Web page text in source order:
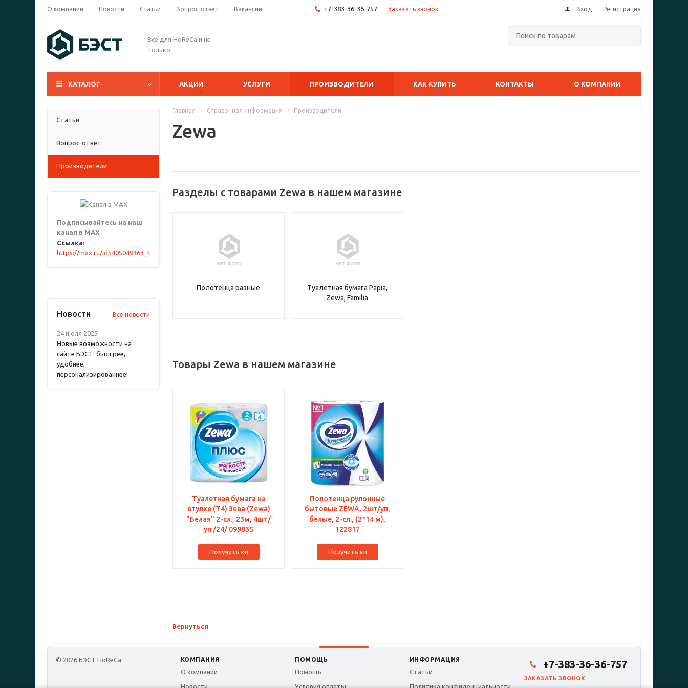
О компании Новости Статьи Вопрос-ответ Вакансии +7-383-36-36-757 Заказать звонок Вход Регистрация
Все для HoReCa и не
только
КАТАЛОГ АКЦИИ УСЛУГИ ПРОИЗВОДИТЕЛИ КАК КУПИТЬ КОНТАКТЫ О КОМПАНИИ
Статьи
Вопрос-ответ
Производители
Подписывайтесь на наш
канал в MAX
Ссылка:
https://max.ru/id5405049363_biz
Новости Все новости
24 июля 2025
Новые возможности на
сайте БЭСТ: быстрее,
удобнее,
персонализированнее!
Главная - Справочная информация - Производители
Zewa
Разделы с товарами Zewa в нашем магазине
Полотенца разные
Туалетная бумага Papia,
Zewa, Familia
Товары Zewa в нашем магазине
Туалетная бумага на
втулке (Т4) Зева (Zewa)
"Белая" 2-сл., 23м, 4шт/
уп /24/ 099835
Получить кп
Полотенца рулонные
бытовые ZEWA, 2шт/уп,
белые, 2-сл., (2*14 м),
122817
Получить кп
Вернуться
© 2026 БЭСТ HoReCa КОМПАНИЯ ПОМОЩЬ ИНФОРМАЦИЯ
О компании
Новости
Помощь
Условия оплаты
Статьи
Политика конфиденциальности
+7-383-36-36-757
ЗАКАЗАТЬ ЗВОНОК